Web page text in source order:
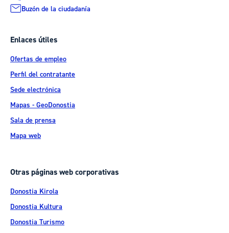
Buzón de la ciudadanía
Enlaces útiles
Ofertas de empleo
Perfil del contratante
Sede electrónica
Mapas - GeoDonostia
Sala de prensa
Mapa web
Otras páginas web corporativas
Donostia Kirola
Donostia Kultura
Donostia Turismo